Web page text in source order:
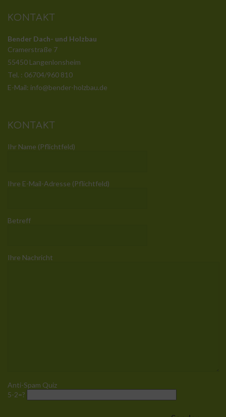
KONTAKT
Bender Dach- und Holzbau
Cramerstraße 7
55450 Langenlonsheim
Tel. : 06704/960 810
E-Mail: info@bender-holzbau.de
KONTAKT
Ihr Name (Pflichtfeld)
Ihre E-Mail-Adresse (Pflichtfeld)
Betreff
Ihre Nachricht
Anti-Spam Quiz
5-2=?